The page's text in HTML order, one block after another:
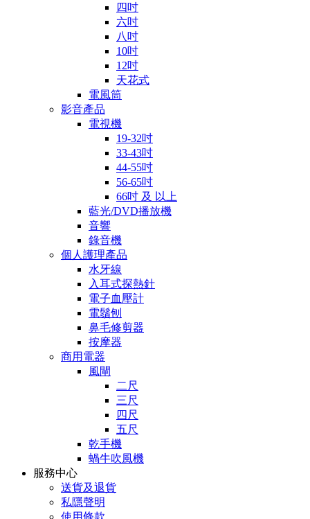
四吋
六吋
八吋
10吋
12吋
天花式
電風筒
影音產品
電視機
19-32吋
33-43吋
44-55吋
56-65吋
66吋 及 以上
藍光/DVD播放機
音響
錄音機
個人護理產品
水牙線
入耳式探熱針
電子血壓計
電鬚刨
鼻毛修剪器
按摩器
商用電器
風閘
二尺
三尺
四尺
五尺
乾手機
蝸牛吹風機
服務中心
送貨及退貨
私隱聲明
使用條款